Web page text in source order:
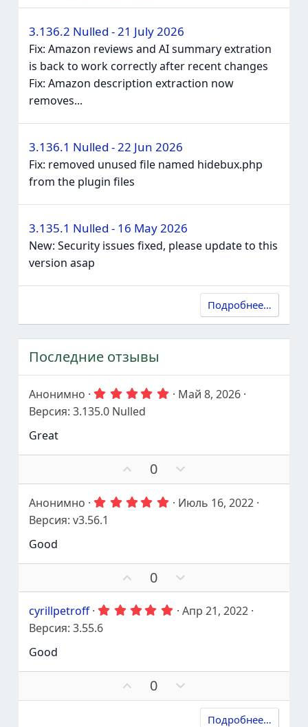
3.136.2 Nulled - 21 July 2026
Fix: Amazon reviews and AI summary extration
is back to work correctly after recent changes
Fix: Amazon description extraction now
removes...
3.136.1 Nulled - 22 Jun 2026
Fix: removed unused file named hidebux.php
from the plugin files
3.135.1 Nulled - 16 May 2026
New: Security issues fixed, please update to this
version asap
Подробнее…
Последние отзывы
Анонимно 5
е
д
Май 8, 2026
Версия: 3.135.0 Nulled
Great
о
д
д
а
ь
0
р
г
с
в
а
т
о
и
Анонимно 5
е
д
Июль 16, 2022
Версия: v3.56.1
Good
о
д
д
а
ь
0
р
о
г
с
в
cyrillpetroff 5
е
з
д
Апр 21, 2022
Версия: 3.55.6
Good
о
0
р
Подробнее…